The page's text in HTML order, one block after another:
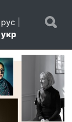
рус
укр